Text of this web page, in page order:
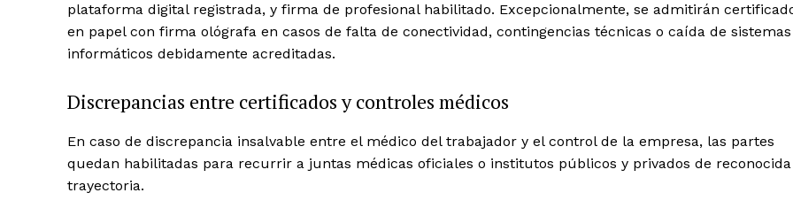
plataforma digital registrada, y firma de profesional habilitado. Excepcionalmente, se admitirán
en papel con firma ológrafa en casos de falta de conectividad, contingencias técnicas o caída de sistemas
informáticos debidamente acreditadas.
Discrepancias entre certificados y controles médicos
En caso de discrepancia insalvable entre el médico del trabajador y el control de la empresa, las partes
quedan habilitadas para recurrir a juntas médicas oficiales o institutos públicos y privados de reconocida
trayectoria.